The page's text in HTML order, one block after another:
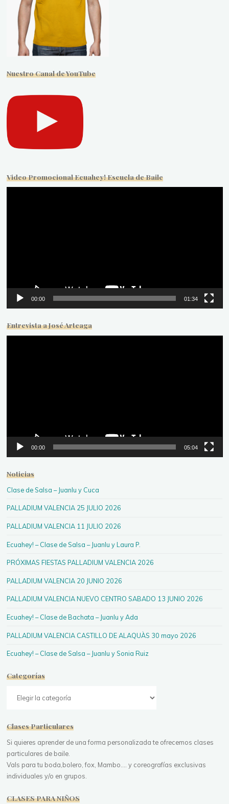
Nuestro Canal de YouTube
Video Promocional Ecuahey! Escuela de Baile
00:00 01:34
Entrevista a José Arteaga
00:00 05:04
Noticias
Clase de Salsa – Juanlu y Cuca
PALLADIUM VALENCIA 25 JULIO 2026
PALLADIUM VALENCIA 11 JULIO 2026
Ecuahey! – Clase de Salsa – Juanlu y Laura P.
PRÓXIMAS FIESTAS PALLADIUM VALENCIA 2026
PALLADIUM VALENCIA 20 JUNIO 2026
PALLADIUM VALENCIA NUEVO CENTRO SABADO 13 JUNIO 2026
Ecuahey! – Clase de Bachata – Juanlu y Ada
PALLADIUM VALENCIA CASTILLO DE ALAQUÀS 30 mayo 2026
Ecuahey! – Clase de Salsa – Juanlu y Sonia Ruiz
Categorías
Clases Particulares
Si quieres aprender de una forma personalizada te ofrecemos clases
particulares de baile.
Vals para tu boda,bolero, fox, Mambo.... y coreografías exclusivas
individuales y/o en grupos.
CLASES PARA NIÑOS